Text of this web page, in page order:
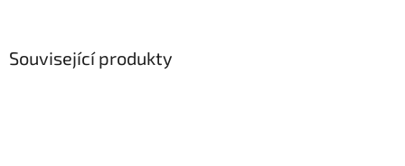
Související produkty